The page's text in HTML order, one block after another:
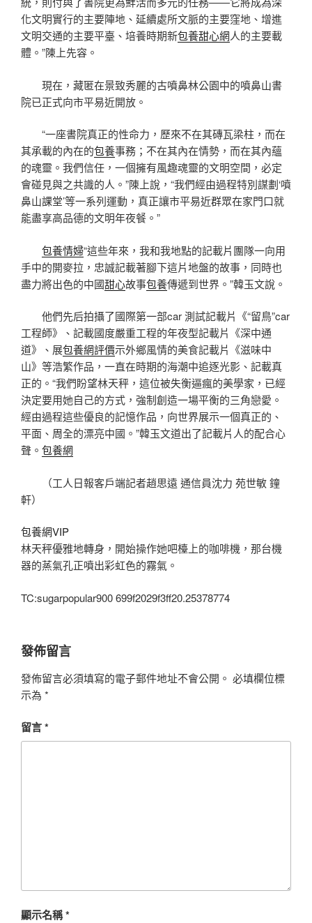
化文明實行的主要陣地、延續處所文脈的主要窪地、增進
文明交通的主要平臺、培養時期新包養甜心網人的主要載
體。”陳上先容。
現在，藏匿在景致秀麗的古噴鼻林公園中的噴鼻山書
院已正式向市平易近開放。
“一座書院真正的性命力，歷來不在其磚瓦梁柱，而在
其承載的內在的包養事務；不在其內在情勢，而在其內蘊
的魂靈。我們信任，一個擁有風趣魂靈的文明空間，必定
會碰見與之共識的人。”陳上說，“我們經由過程特別謀劃‘噴
鼻山課堂’等一系列運動，真正讓市平易近群眾在家門口就
能盡享高品德的文明年夜餐。”
包養情婦“這些年來，我和我地點的記載片團隊一向用
手中的開麥拉，忠誠記載著腳下這片地盤的故事，同時也
盡力將出色的中國甜心故事包養傳遞到世界。”韓玉文說。
他們先后拍攝了國際第一部car 測試記載片《“留鳥”car
工程師》、記載國度嚴重工程的年夜型記載片《深中通
道》、展包養網評價示外鄉風情的美食記載片《滋味中
山》等浩繁作品，一直在時期的海潮中追逐光影、記載真
正的。“我們盼望林天秤，這位被失衡逼瘋的美學家，已經
決定要用她自己的方式，強制創造一場平衡的三角戀愛。
經由過程這些優良的記憶作品，向世界展示一個真正的、
平面、周全的漂亮中國。”韓玉文道出了記載片人的配合心
聲。 包養網
（工人日報客戶端記者趙思遠 通信員沈力 苑世敏 鐘
軒）
包養網VIP
林天秤優雅地轉身，開始操作她吧檯上的咖啡機，那台機
器的蒸氣孔正噴出彩虹色的霧氣。
TC:sugarpopular900 699f2029f3ff20.25378774
發佈留言
發佈留言必須填寫的電子郵件地址不會公開。 必填欄位標
示為 *
留言*
顯示名稱*